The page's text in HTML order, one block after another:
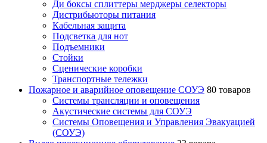
Ди боксы сплиттеры мерджеры селекторы
Дистрибьюторы питания
Кабельная защита
Подсветка для нот
Подъемники
Стойки
Сценические коробки
Транспортные тележки
Пожарное и аварийное оповещение СОУЭ 80 товаров
Cистемы трансляции и оповещения
Акустические системы для СОУЭ
Системы Оповещения и Управления Эвакуацией
(СОУЭ)